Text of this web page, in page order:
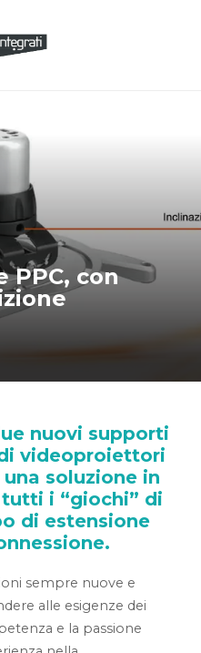
PPC, con
nuovi supporti
videoproiettori
soluzione in
i “giochi” di
di estensione
sempre nuove e
alle esigenze dei
e la passione